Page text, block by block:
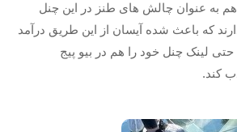
زیادی هم به عنوان چالش های طنز در این چنل
که باعث شده آیسان از این طریق درآمد
حتی لینک چنل خود را هم در بیو پیج
کند.